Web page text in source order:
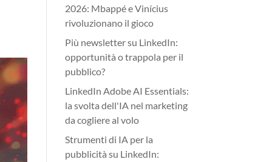
2026: Mbappé e Vinícius
rivoluzionano il gioco
Più newsletter su LinkedIn:
opportunità o trappola per il
pubblico?
LinkedIn Adobe AI Essentials:
la svolta dell'IA nel marketing
da cogliere al volo
Strumenti di IA per la
pubblicità su LinkedIn: